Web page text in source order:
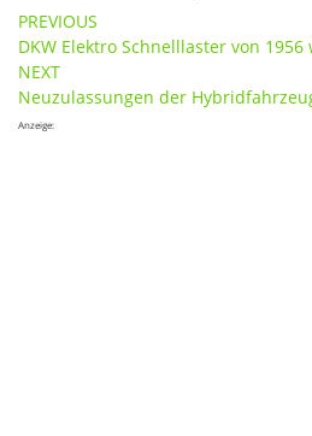
Post
navigation
PREVIOUS
DKW Elektro Schnelllaster von
NEXT
Neuzulassungen der
Anzeige: